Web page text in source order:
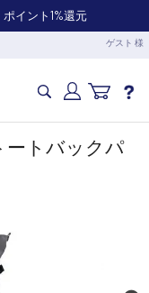
ポイント1%還元
ゲスト 様
ートバックパ